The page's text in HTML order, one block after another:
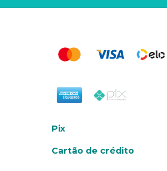
Pix
Cartão de crédito